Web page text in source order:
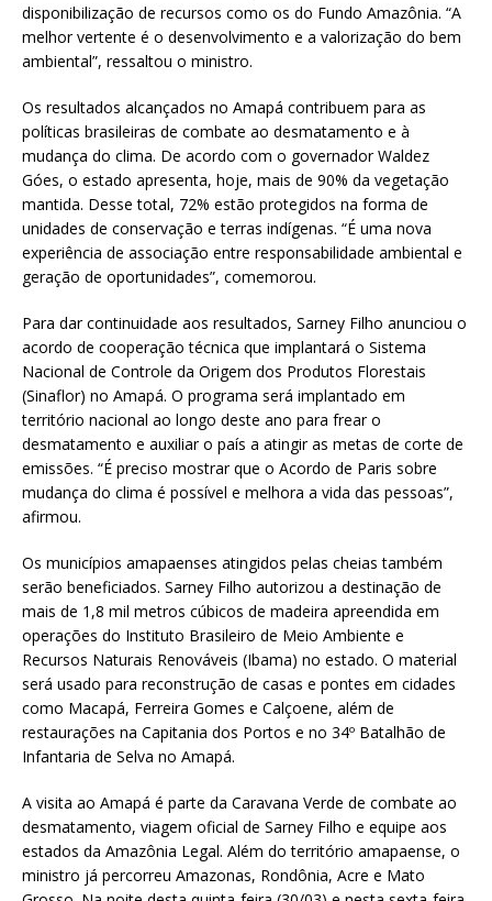
disponibilização de recursos como os do Fundo Amazônia. “A
melhor vertente é o desenvolvimento e a valorização do bem
ambiental”, ressaltou o ministro.
Os resultados alcançados no Amapá contribuem para as
políticas brasileiras de combate ao desmatamento e à
mudança do clima. De acordo com o governador Waldez
Góes, o estado apresenta, hoje, mais de 90% da vegetação
mantida. Desse total, 72% estão protegidos na forma de
unidades de conservação e terras indígenas. “É uma nova
experiência de associação entre responsabilidade ambiental e
geração de oportunidades”, comemorou.
Para dar continuidade aos resultados, Sarney Filho anunciou o
acordo de cooperação técnica que implantará o Sistema
Nacional de Controle da Origem dos Produtos Florestais
(Sinaflor) no Amapá. O programa será implantado em
território nacional ao longo deste ano para frear o
desmatamento e auxiliar o país a atingir as metas de corte de
emissões. “É preciso mostrar que o Acordo de Paris sobre
mudança do clima é possível e melhora a vida das pessoas”,
afirmou.
Os municípios amapaenses atingidos pelas cheias também
serão beneficiados. Sarney Filho autorizou a destinação de
mais de 1,8 mil metros cúbicos de madeira apreendida em
operações do Instituto Brasileiro de Meio Ambiente e
Recursos Naturais Renováveis (Ibama) no estado. O material
será usado para reconstrução de casas e pontes em cidades
como Macapá, Ferreira Gomes e Calçoene, além de
restaurações na Capitania dos Portos e no 34º Batalhão de
Infantaria de Selva no Amapá.
A visita ao Amapá é parte da Caravana Verde de combate ao
desmatamento, viagem oficial de Sarney Filho e equipe aos
estados da Amazônia Legal. Além do território amapaense, o
ministro já percorreu Amazonas, Rondônia, Acre e Mato